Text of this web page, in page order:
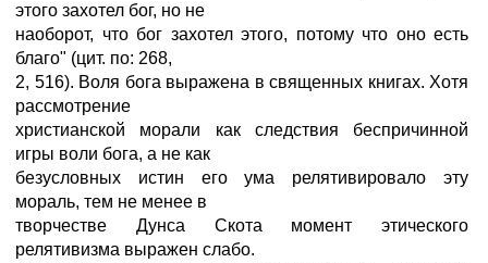
этого захотел бог, но не
наоборот, что бог захотел этого, потому что оно есть
благо" (цит. по: 268,
2, 516). Воля бога выражена в священных книгах. Хотя
рассмотрение
христианской морали как следствия беспричинной
игры воли бога, а не как
безусловных истин его ума релятивировало эту
мораль, тем не менее в
творчестве Дунса Скота момент этического
релятивизма выражен слабо.